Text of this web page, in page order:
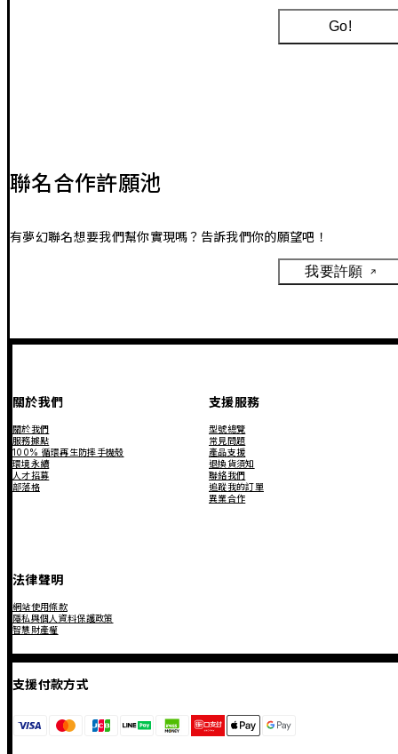
Go!
聯名合作許願池
有夢幻聯名想要我們幫你實現嗎？告訴我們你的願望吧！
我要許願
關於我們
關於我們
服務據點
100% 循環再生防摔手機殼
環境永續
人才招募
部落格
支援服務
型號總覽
常見問題
產品支援
退換貨須知
聯絡我們
追蹤我的訂單
異業合作
法律聲明
網站使用條款
隱私與個人資料保護政策
智慧財產權
支援付款方式